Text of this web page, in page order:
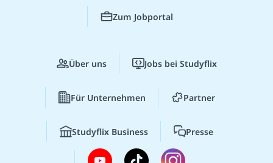
Zum Jobportal
Über uns Jobs bei Studyflix
Für Unternehmen Partner
Studyflix Business Presse